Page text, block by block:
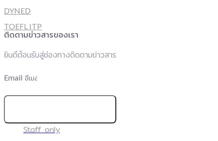
DYNED
TOEFL ITP
ติดตามข่าวสารของเรา
ยินดีต้อนรับสู่ช่องทางติดตามข่าวสาร
Email
Staff only